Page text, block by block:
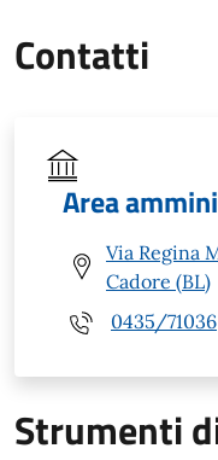
Contatti
Area
Via Regina
Cadore (BL)
0435/71036
Strumenti